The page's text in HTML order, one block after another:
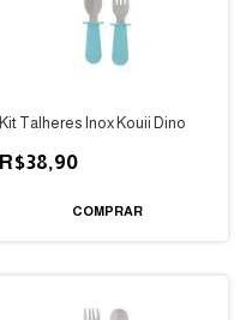
Kit Talheres Inox Kouii Dino
R$38,90